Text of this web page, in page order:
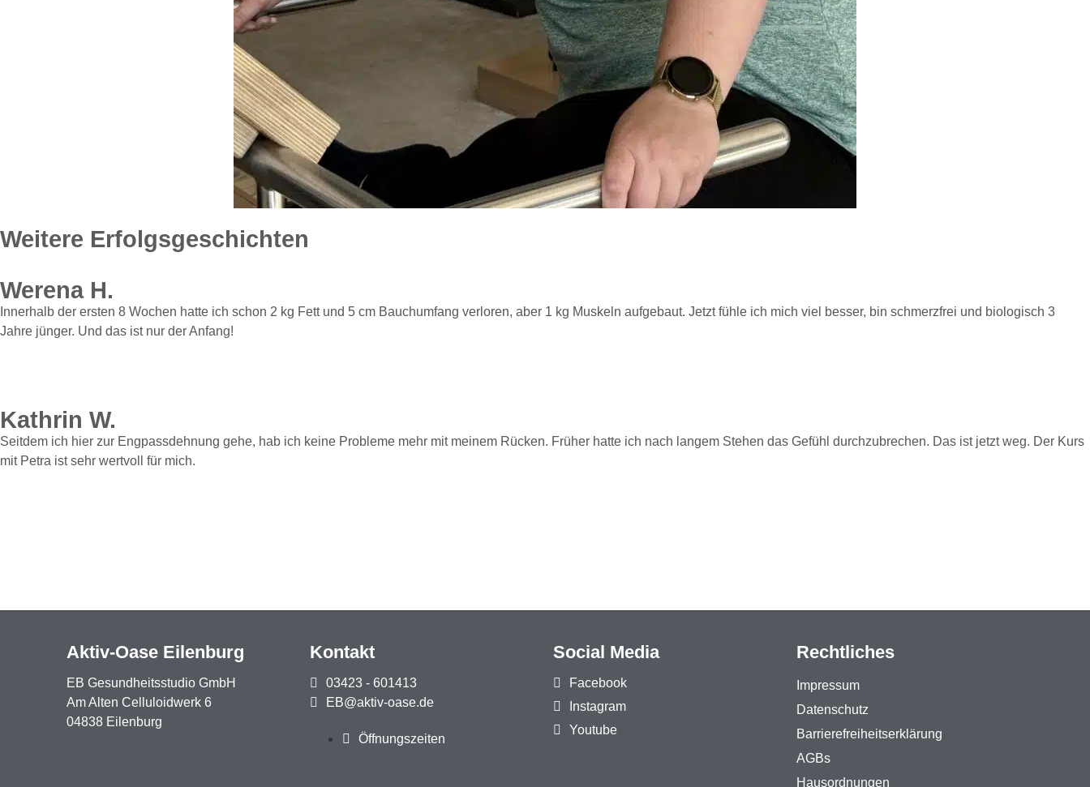
Weitere Erfolgsgeschichten
Werena H.
Innerhalb der ersten 8 Wochen hatte ich schon 2 kg Fett und 5 cm Bauchumfang verloren, aber 1 kg Muskeln aufgebaut. Jetzt fühle ich mich viel besser, bin schmerzfrei und biologisch 3
Jahre jünger. Und das ist nur der Anfang!
Kathrin W.
Seitdem ich hier zur Engpassdehnung gehe, hab ich keine Probleme mehr mit meinem Rücken. Früher hatte ich nach langem Stehen das Gefühl durchzubrechen. Das ist jetzt weg. Der Kurs
mit Petra ist sehr wertvoll für mich.
Aktiv-Oase Eilenburg
EB Gesundheitsstudio GmbH
Am Alten Celluloidwerk 6
04838 Eilenburg
Kontakt
03423 - 601413
EB@aktiv-oase.de
Öffnungszeiten
Social Media
Facebook
Instagram
Youtube
Rechtliches
Impressum
Datenschutz
Barrierefreiheitserklärung
AGBs
Hausordnungen